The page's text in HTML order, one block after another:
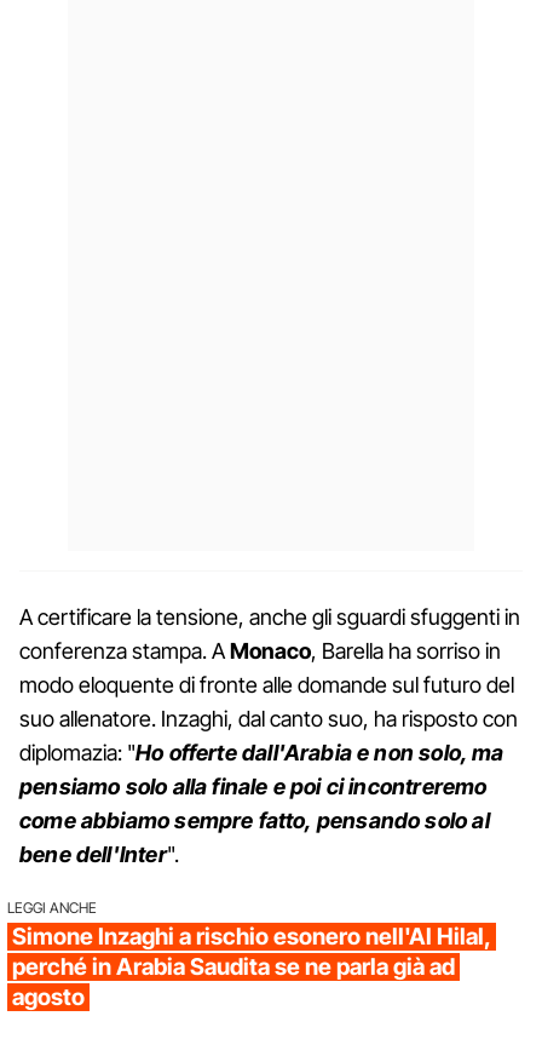
A certificare la tensione, anche gli sguardi sfuggenti in
conferenza stampa. AMonaco, Barella ha sorriso in
modo eloquente di fronte alle domande sul futuro del
suo allenatore. Inzaghi, dal canto suo, ha risposto con
diplomazia: "Ho offerte dall'Arabia e non solo, ma
pensiamo solo alla finale e poi ci incontreremo
come abbiamo sempre fatto, pensando solo al
bene dell'Inter".
LEGGI ANCHE
Simone Inzaghi a rischio esonero nell'Al Hilal,
perché in Arabia Saudita se ne parla già ad
agosto